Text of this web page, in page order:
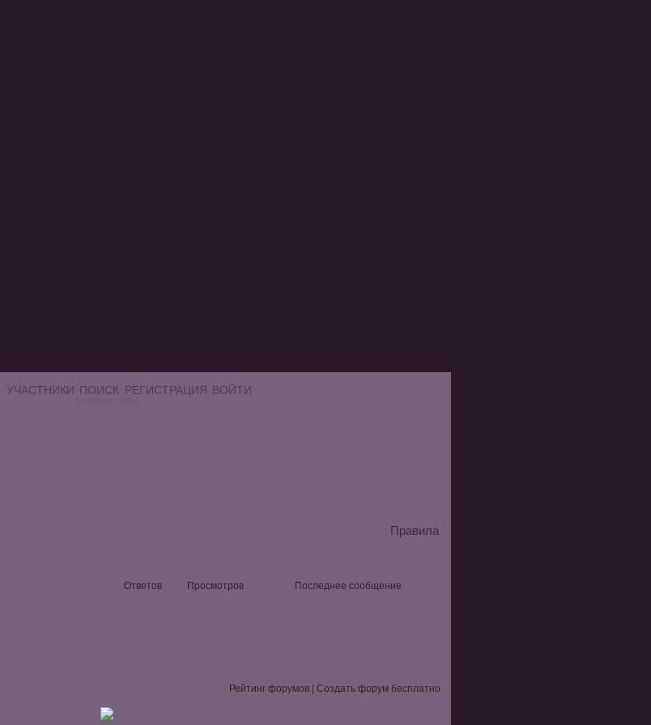
УЧАСТНИКИ ПОИСК РЕГИСТРАЦИЯ ВОЙТИ
Правила
Ответов Просмотров
Последнее сообщение
Рейтинг форумов Создать форум бесплатно